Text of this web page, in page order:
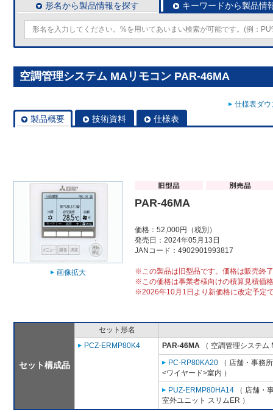
形名から製品情報を探す キーワードから製品情
空調管理システム MAリモコン PAR-46MA
仕様表ダ
製品概要 技術資料 仕様表
画像拡大
PAR-46MA
価格：52,000円（税別）
発売日：2024年05月13日
JANコード：4902901993817
※この製品は旧型品です。価格は販売終
※この価格は事業者様向けの積算見積価
※2026年10月1日より新価格に改定予定
セット構成品
セット形名
PCZ-ERMP80K4
PAR-46MA （ 空調管理システム
PC-RP80KA20 （ 店舗・事務
<ワイヤード>室内 ）
PUZ-ERMP80HA14 （ 店舗・
室外ユニット スリムER ）